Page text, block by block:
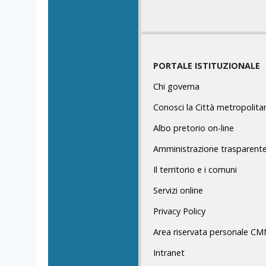
PORTALE ISTITUZIONALE
Chi governa
Conosci la Città
Albo pretorio on-line
Amministrazione trasparente
Il territorio e i comuni
Servizi online
Privacy Policy
Area riservata personale
Intranet